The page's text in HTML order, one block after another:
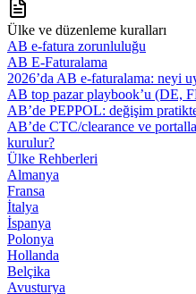
Ülke ve düzenleme kuralları
AB e-fatura zorunluluğu
AB E-Faturalama
2026’da AB e‑faturalama: neyi
AB top pazar playbook’u (DE,
AB’de PEPPOL: değişim pratikte
AB’de CTC/clearance ve
kurulur?
Ülke Rehberleri
Almanya
Fransa
İtalya
İspanya
Polonya
Hollanda
Belçika
Avusturya